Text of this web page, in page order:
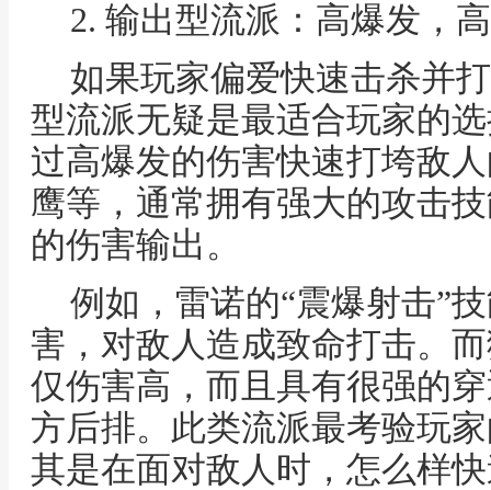
2. 输出型流派：高爆发，
如果玩家偏爱快速击杀并
型流派无疑是最适合玩家的
过高爆发的伤害快速打垮敌
鹰等，通常拥有强大的攻击
的伤害输出。
例如，雷诺的“震爆射击”
害，对敌人造成致命打击。
仅伤害高，而且具有很强的
方后排。此类流派最考验玩
其是在面对敌人时，怎么样